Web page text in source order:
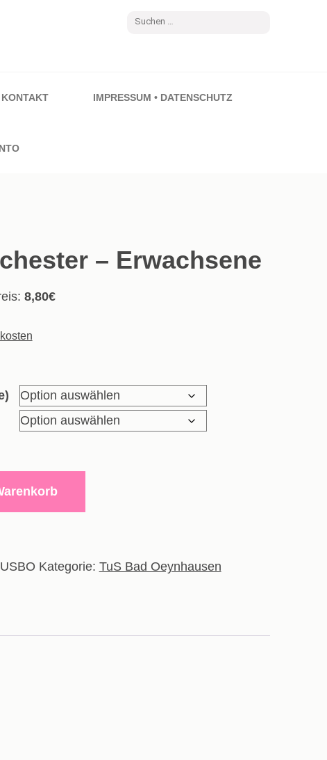
KONTAKT IMPRESSUM • DATENSCHUTZ
– Erwachsene
8,80€Aktueller
Kategorie: TuS Bad Oeynhausen